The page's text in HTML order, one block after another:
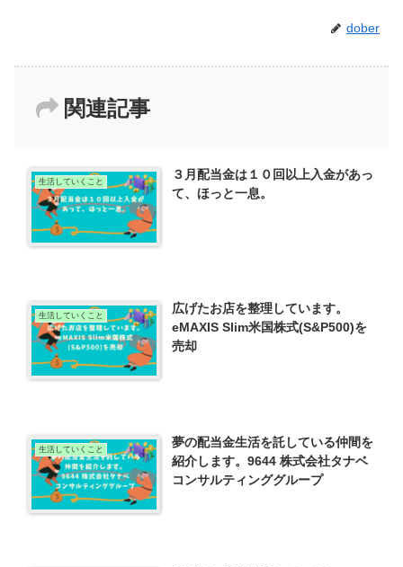
dober
関連記事
生活していくこと
３月配当金は１０回以上入金があっ
て、ほっと一息。
生活していくこと
広げたお店を整理しています。
eMAXIS Slim米国株式(S&P500)を
売却
生活していくこと
夢の配当金生活を託している仲間を
紹介します。9644 株式会社タナベ
コンサルティンググループ